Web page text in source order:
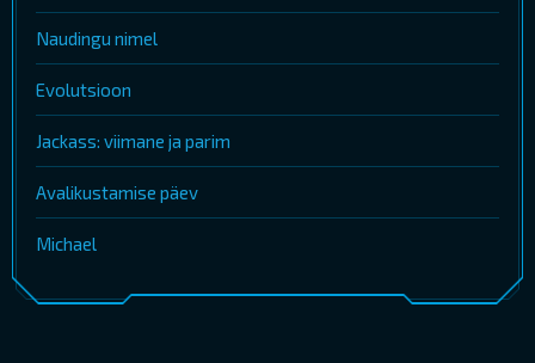
Naudingu nimel
Evolutsioon
Jackass: viimane ja parim
Avalikustamise päev
Michael